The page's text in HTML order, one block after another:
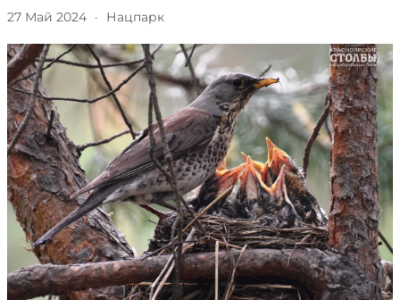
27 Май 2024 · Нацпарк